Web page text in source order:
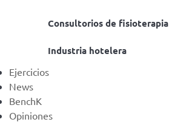
Consultorios de fisioterapia
Industria hotelera
Ejercicios
News
BenchK
Opiniones